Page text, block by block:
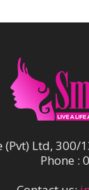
(Pvt) Ltd,
Phone :